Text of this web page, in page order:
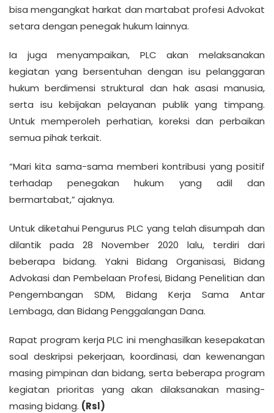
bisa mengangkat harkat dan martabat profesi Advokat
setara dengan penegak hukum lainnya.
Ia juga menyampaikan, PLC akan melaksanakan
kegiatan yang bersentuhan dengan isu pelanggaran
hukum berdimensi struktural dan hak asasi manusia,
serta isu kebijakan pelayanan publik yang timpang.
Untuk memperoleh perhatian, koreksi dan perbaikan
semua pihak terkait.
“Mari kita sama-sama memberi kontribusi yang positif
terhadap penegakan hukum yang adil dan
bermartabat,” ajaknya.
Untuk diketahui Pengurus PLC yang telah disumpah dan
dilantik pada 28 November 2020 lalu, terdiri dari
beberapa bidang. Yakni Bidang Organisasi, Bidang
Advokasi dan Pembelaan Profesi, Bidang Penelitian dan
Pengembangan SDM, Bidang Kerja Sama Antar
Lembaga, dan Bidang Penggalangan Dana.
Rapat program kerja PLC ini menghasilkan kesepakatan
soal deskripsi pekerjaan, koordinasi, dan kewenangan
masing pimpinan dan bidang, serta beberapa program
kegiatan prioritas yang akan dilaksanakan masing-
masing bidang. (Rsl)